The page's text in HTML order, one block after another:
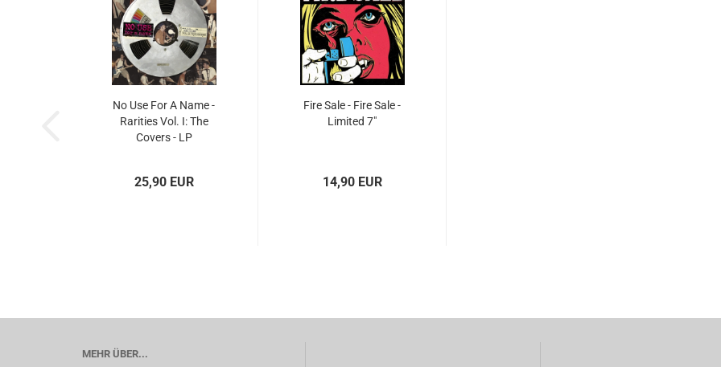
No Use For A Name -
Rarities Vol. I: The
Covers - LP
25,90 EUR
Fire Sale - Fire Sale -
Limited 7"
14,90 EUR
MEHR ÜBER...